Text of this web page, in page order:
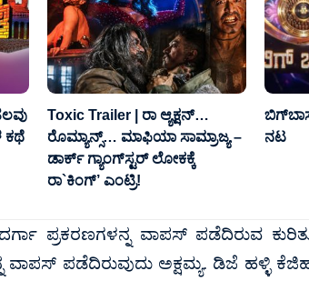
ಕಥೆ
Toxic Trailer | ರಾ ಆ್ಯಕ್ಷನ್‌…
ರೊಮ್ಯಾನ್ಸ್‌… ಮಾಫಿಯಾ ಸಾಮ್ರಾಜ್ಯ –
ಡಾರ್ಕ್‌ ಗ್ಯಾಂಗ್‌ಸ್ಟರ್‌ ಲೋಕಕ್ಕೆ
ರಾ`ಕಿಂಗ್‌’ ಎಂಟ್ರಿ!
ಬಿಗ್‌ಬಾಸ್
ನಟ
ದರ್ಗಾ ಪ್ರಕರಣಗಳನ್ನ ವಾಪಸ್ ಪಡೆದಿರುವ
ಪಡೆದಿರುವುದು ಅಕ್ಷಮ್ಯ. ಡಿಜೆ ಹಳ್ಳಿ